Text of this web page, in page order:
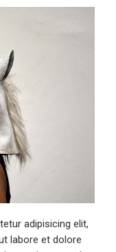
adipisicing elit,
labore et dolore